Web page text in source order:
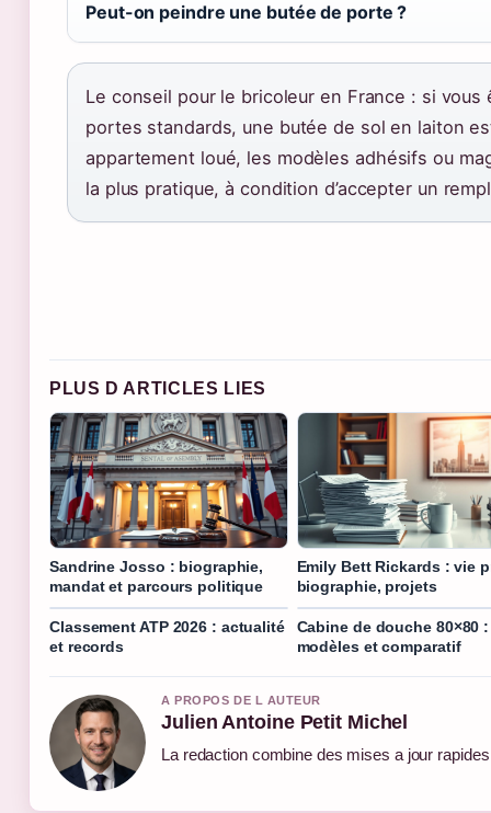
Peut-on peindre une butée de porte ?
Le conseil pour le bricoleur en France : si vous
portes standards, une butée de sol en laiton
appartement loué, les modèles adhésifs ou
la plus pratique, à condition d’accepter un
PLUS D ARTICLES LIES
Sandrine Josso : biographie,
mandat et parcours politique
Emily Bett Rickards : vie
biographie, projets
Classement ATP 2026 : actualité
et records
Cabine de douche 80×80
modèles et comparatif
A PROPOS DE L AUTEUR
Julien Antoine Petit Michel
La redaction combine des mises a jour